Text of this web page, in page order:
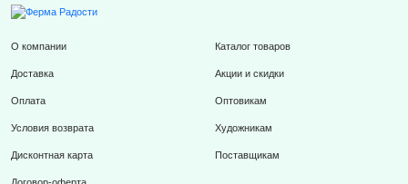
О компании
Доставка
Оплата
Условия возврата
Дисконтная карта
Каталог товаров
Акции и скидки
Оптовикам
Художникам
Поставщикам